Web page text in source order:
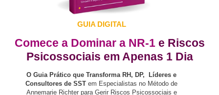
GUIA DIGITAL
Comece a Dominar a NR-1e Riscos
Psicossociais em Apenas 1 Dia
O Guia Prático que Transforma RH, DP, Líderes e
Consultores de SST em Especialistas no Método de
Annemarie Richter para Gerir Riscos Psicossociais e